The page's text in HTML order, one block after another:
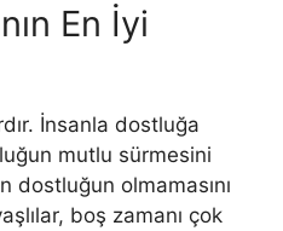
En İyi
İnsanla dostluğa
mutlu sürmesini
dostluğun olmamasını
boş zamanı çok